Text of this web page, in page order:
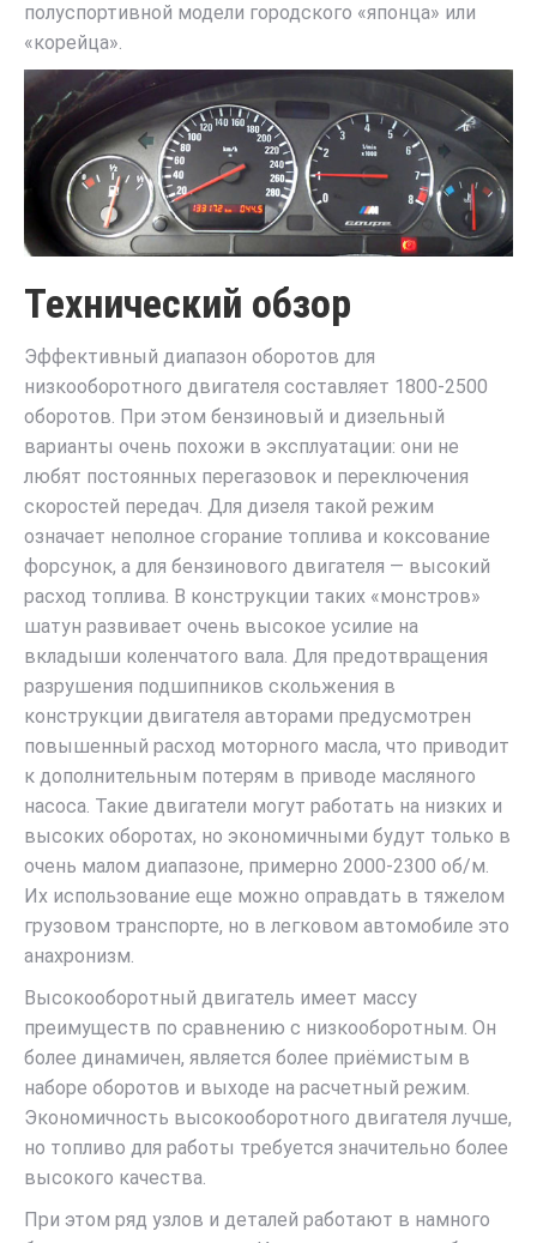
полуспортивной модели городского «японца» или
«корейца».
Технический обзор
Эффективный диапазон оборотов для
низкооборотного двигателя составляет 1800-2500
оборотов. При этом бензиновый и дизельный
варианты очень похожи в эксплуатации: они не
любят постоянных перегазовок и переключения
скоростей передач. Для дизеля такой режим
означает неполное сгорание топлива и коксование
форсунок, а для бензинового двигателя — высокий
расход топлива. В конструкции таких «монстров»
шатун развивает очень высокое усилие на
вкладыши коленчатого вала. Для предотвращения
разрушения подшипников скольжения в
конструкции двигателя авторами предусмотрен
повышенный расход моторного масла, что приводит
к дополнительным потерям в приводе масляного
насоса. Такие двигатели могут работать на низких и
высоких оборотах, но экономичными будут только в
очень малом диапазоне, примерно 2000-2300 об/м.
Их использование еще можно оправдать в тяжелом
грузовом транспорте, но в легковом автомобиле это
анахронизм.
Высокооборотный двигатель имеет массу
преимуществ по сравнению с низкооборотным. Он
более динамичен, является более приёмистым в
наборе оборотов и выходе на расчетный режим.
Экономичность высокооборотного двигателя лучше,
но топливо для работы требуется значительно более
высокого качества.
При этом ряд узлов и деталей работают в намного